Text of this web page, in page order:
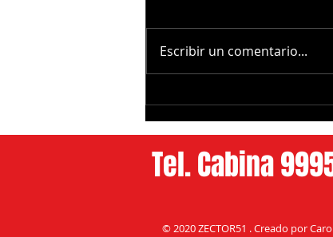
con Drake, Bruno Mars y más
Estrella
Escribir un comentario...
© 2020 ZECTOR51 . Creado por
Tel. Cabina